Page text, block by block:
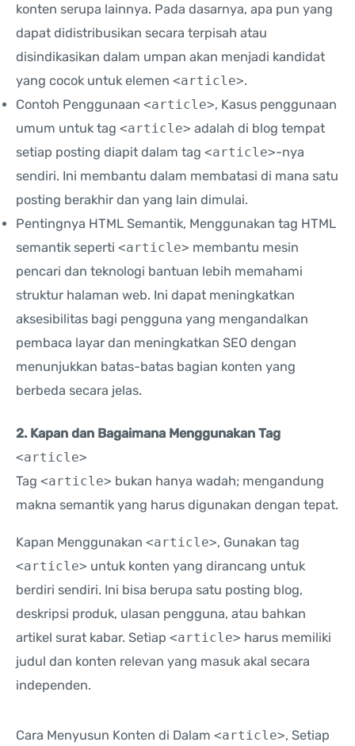
konten serupa lainnya. Pada dasarnya, apa pun yang
dapat didistribusikan secara terpisah atau
disindikasikan dalam umpan akan menjadi kandidat
yang cocok untuk elemen <article>.
Contoh Penggunaan <article>, Kasus penggunaan
umum untuk tag <article> adalah di blog tempat
setiap posting diapit dalam tag <article>-nya
sendiri. Ini membantu dalam membatasi di mana satu
posting berakhir dan yang lain dimulai.
Pentingnya HTML Semantik, Menggunakan tag HTML
semantik seperti <article> membantu mesin
pencari dan teknologi bantuan lebih memahami
struktur halaman web. Ini dapat meningkatkan
aksesibilitas bagi pengguna yang mengandalkan
pembaca layar dan meningkatkan SEO dengan
menunjukkan batas-batas bagian konten yang
berbeda secara jelas.
2. Kapan dan Bagaimana Menggunakan Tag
<article>
Tag <article> bukan hanya wadah; mengandung
makna semantik yang harus digunakan dengan tepat.
Kapan Menggunakan <article>, Gunakan tag
<article> untuk konten yang dirancang untuk
berdiri sendiri. Ini bisa berupa satu posting blog,
deskripsi produk, ulasan pengguna, atau bahkan
artikel surat kabar. Setiap <article> harus memiliki
judul dan konten relevan yang masuk akal secara
independen.
Cara Menyusun Konten di Dalam <article>, Setiap